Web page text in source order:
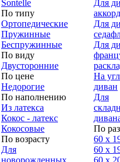
Sontelle
По типу
Ортопедические
Пружинные
Беспружинные
По виду
Двусторонние
По цене
Недорогие
По наполнению
Из латекса
Кокос - латекс
Кокосовые
По возрасту
Для
новорожденных
Для
Для
Для
На
диван
Для
По
60 х
60 х
60 х